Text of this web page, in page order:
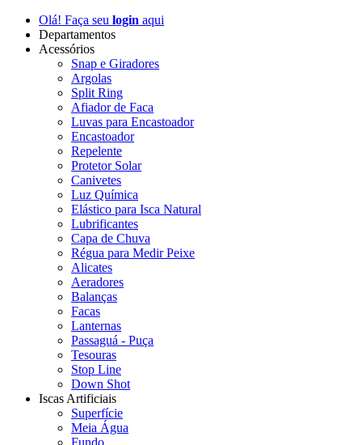
Olá! Faça seu login aqui
Departamentos
Acessórios
Snap e Giradores
Argolas
Split Ring
Afiador de Faca
Luvas para Encastoador
Encastoador
Repelente
Protetor Solar
Canivetes
Luz Química
Elástico para Isca Natural
Lubrificantes
Capa de Chuva
Régua para Medir Peixe
Alicates
Aeradores
Balanças
Facas
Lanternas
Passaguá - Puça
Tesouras
Stop Line
Down Shot
Iscas Artificiais
Superfície
Meia Água
Fundo